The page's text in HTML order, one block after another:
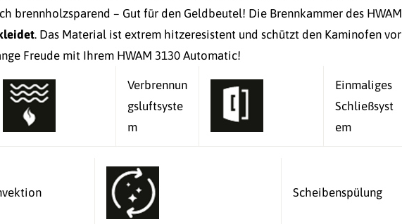
brennholzsparend – Gut für den Geldbeutel! Die Brennkammer des HWAM
. Das Material ist extrem hitzeresistent und schützt den Kaminofen vor
Freude mit Ihrem HWAM 3130 Automatic!
Verbrennun
gsluftsyste
m
Einmaliges
Schließsyst
em
Scheibenspülung